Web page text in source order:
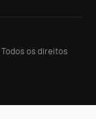
Todos os direitos